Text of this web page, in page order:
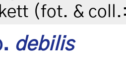
(fot. &
debilis